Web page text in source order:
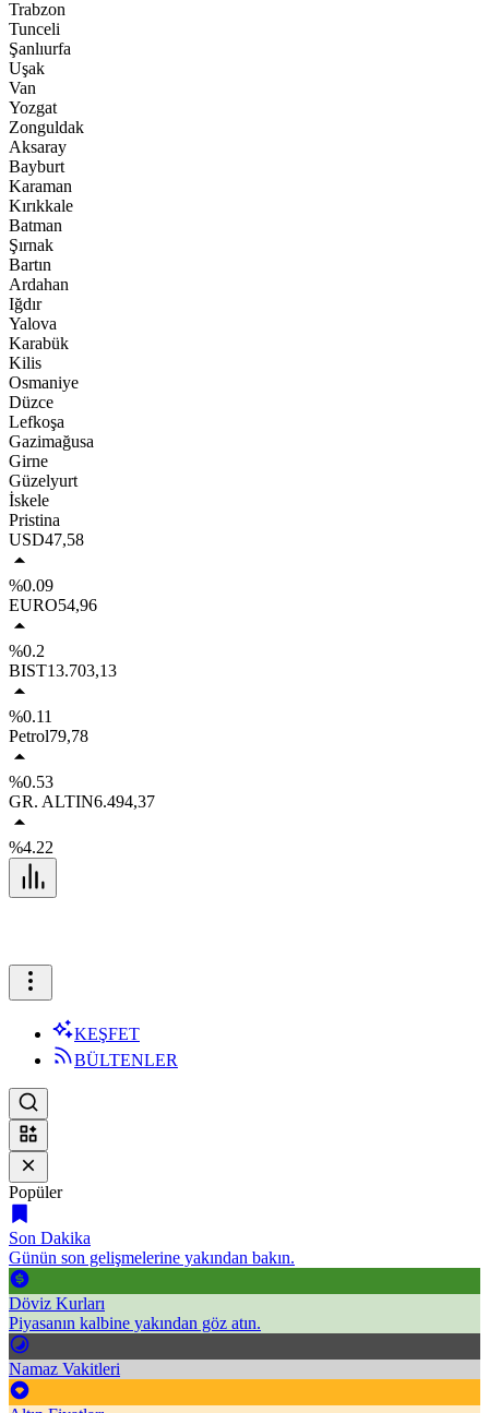
Trabzon
Tunceli
Şanlıurfa
Uşak
Van
Yozgat
Zonguldak
Aksaray
Bayburt
Karaman
Kırıkkale
Batman
Şırnak
Bartın
Ardahan
Iğdır
Yalova
Karabük
Kilis
Osmaniye
Düzce
Lefkoşa
Gazimağusa
Girne
Güzelyurt
İskele
Pristina
USD47,58
%0.09
EURO54,96
%0.2
BIST13.703,13
%0.11
Petrol79,78
%0.53
GR. ALTIN6.494,37
%4.22
KEŞFET
BÜLTENLER
Popüler
Son Dakika
Günün son gelişmelerine yakından bakın.
Döviz Kurları
Piyasanın kalbine yakından göz atın.
Namaz Vakitleri